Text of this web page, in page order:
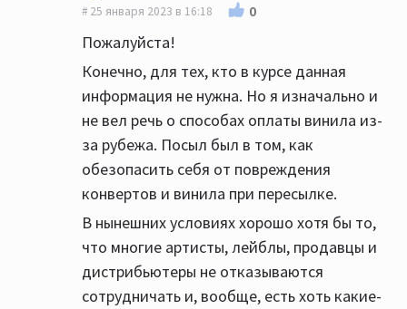
25 января 2023 в 16:18
0
Пожалуйста!
Конечно, для тех, кто в курсе данная
информация не нужна. Но я изначально и
не вел речь о способах оплаты винила из-
за рубежа. Посыл был в том, как
обезопасить себя от повреждения
конвертов и винила при пересылке.
В нынешних условиях хорошо хотя бы то,
что многие артисты, лейблы, продавцы и
дистрибьютеры не отказываются
сотрудничать и, вообще, есть хоть какие-